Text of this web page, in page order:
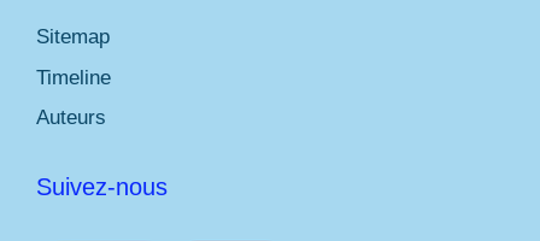
Sitemap
Timeline
Auteurs
Suivez-nous